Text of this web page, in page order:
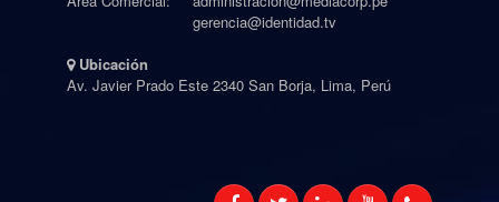
gerencia@identidad.tv
Ubicación
Av. Javier Prado Este 2340 San Borja, Lima, Perú